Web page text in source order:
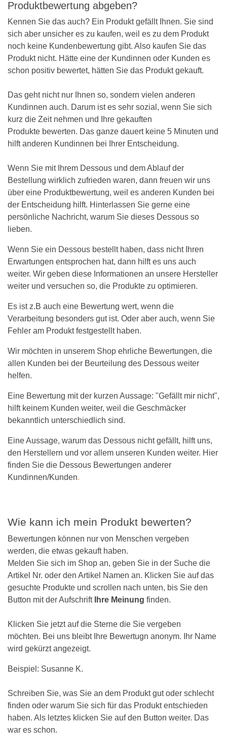
Produktbewertung abgeben?
Kennen Sie das auch? Ein Produkt gefällt Ihnen. Sie sind
sich aber unsicher es zu kaufen, weil es zu dem Produkt
noch keine Kundenbewertung gibt. Also kaufen Sie das
Produkt nicht. Hätte eine der Kundinnen oder Kunden es
schon positiv bewertet, hätten Sie das Produkt gekauft.
Das geht nicht nur Ihnen so, sondern vielen anderen
Kundinnen auch. Darum ist es sehr sozial, wenn Sie sich
kurz die Zeit nehmen und Ihre gekauften
Produkte bewerten. Das ganze dauert keine 5 Minuten und
hilft anderen Kundinnen bei Ihrer Entscheidung.
Wenn Sie mit Ihrem Dessous und dem Ablauf der
Bestellung wirklich zufrieden waren, dann freuen wir uns
über eine Produktbewertung, weil es anderen Kunden bei
der Entscheidung hilft. Hinterlassen Sie gerne eine
persönliche Nachricht, warum Sie dieses Dessous so
lieben.
Wenn Sie ein Dessous bestellt haben, dass nicht Ihren
Erwartungen entsprochen hat, dann hilft es uns auch
weiter. Wir geben diese Informationen an unsere Hersteller
weiter und versuchen so, die Produkte zu optimieren.
Es ist z.B auch eine Bewertung wert, wenn die
Verarbeitung besonders gut ist. Oder aber auch, wenn Sie
Fehler am Produkt festgestellt haben.
Wir möchten in unserem Shop ehrliche Bewertungen, die
allen Kunden bei der Beurteilung des Dessous weiter
helfen.
Eine Bewertung mit der kurzen Aussage: "Gefällt mir nicht",
hilft keinem Kunden weiter, weil die Geschmäcker
bekanntlich unterschiedlich sind.
Eine Aussage, warum das Dessous nicht gefällt, hilft uns,
den Herstellern und vor allem unseren Kunden weiter. Hier
finden Sie die Dessous Bewertungen anderer
Kundinnen/Kunden.
Wie kann ich mein Produkt bewerten?
Bewertungen können nur von Menschen vergeben
werden, die etwas gekauft haben.
Melden Sie sich im Shop an, geben Sie in der Suche die
Artikel Nr. oder den Artikel Namen an. Klicken Sie auf das
gesuchte Produkte und scrollen nach unten, bis Sie den
Button mit der Aufschrift Ihre Meinung finden.
Klicken Sie jetzt auf die Sterne die Sie vergeben
möchten. Bei uns bleibt Ihre Bewertugn anonym. Ihr Name
wird gekürzt angezeigt.
Beispiel: Susanne K.
Schreiben Sie, was Sie an dem Produkt gut oder schlecht
finden oder warum Sie sich für das Produkt entschieden
haben. Als letztes klicken Sie auf den Button weiter. Das
war es schon.